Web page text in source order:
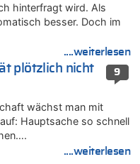
zum 1. FC Köln
niedrig wie noch nie
Hondsjong zu
ist jetzt amtlich
zu
niedrig wie noch nie
niedrig wie noch nie
hinterfragt wird. Als
besser. Doch im
....weiterlesen
9
plötzlich nicht
wächst man mit
Hauptsache so schnell
....weiterlesen